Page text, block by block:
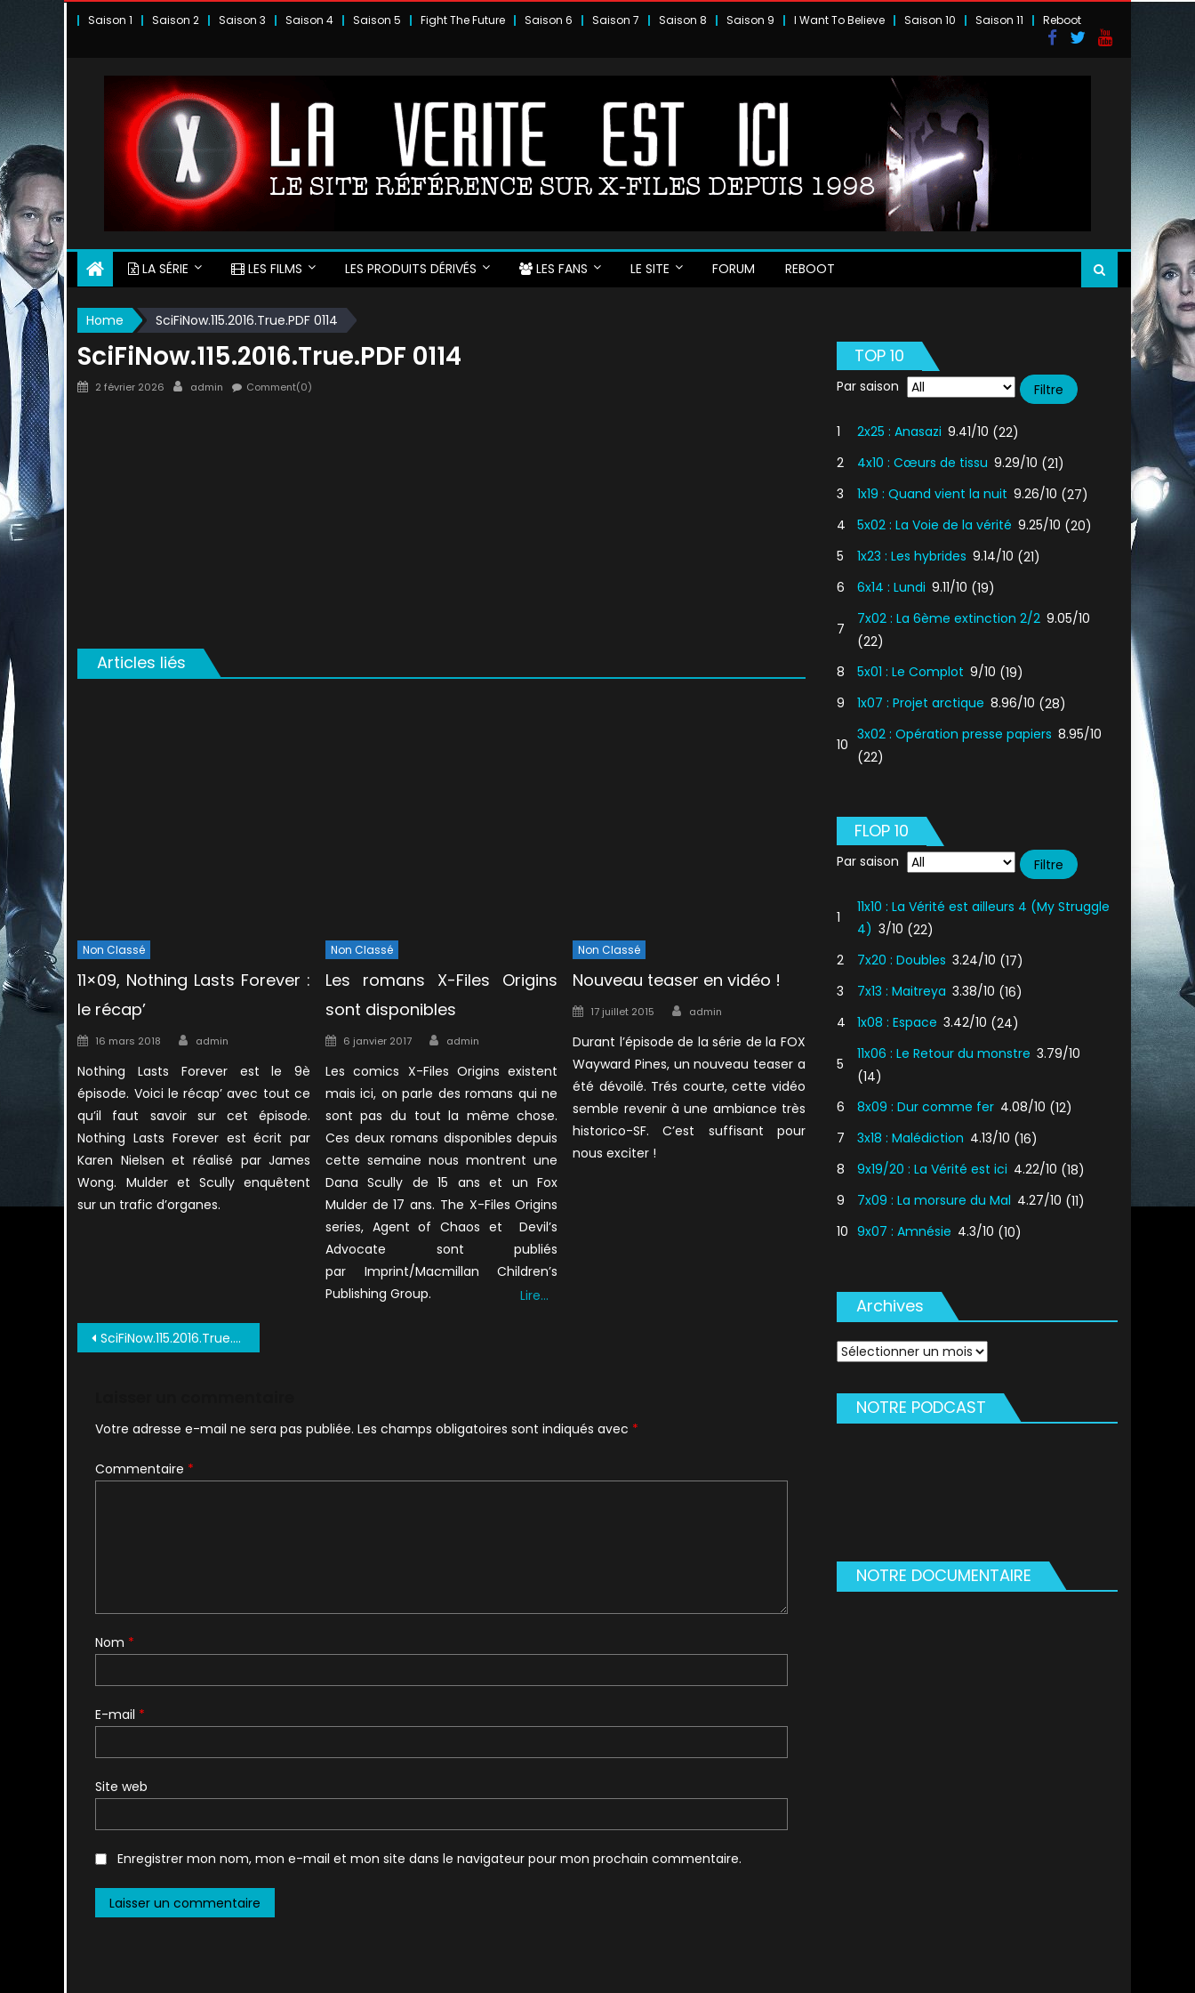
Saison 1 Saison 2 Saison 3 Saison 4 Saison 5 Fight The Future Saison 6 Saison 7 Saison 8 Saison 9 I Want To Believe Saison 10 Saison 11 Reboot
LA SÉRIE LES FILMS LES PRODUITS DÉRIVÉS LES FANS LE SITE FORUM REBOOT
Home SciFiNow.115.2016.True.PDF 0114
SciFiNow.115.2016.True.PDF 0114
Posted
2 février 2026 Author
admin Comment(0)
Articles liés
Non Classé
11×09, Nothing Lasts Forever :
le récap’
Posted
16 mars 2018 Author
admin
Nothing Lasts Forever est le 9è
épisode. Voici le récap’ avec tout ce
qu’il faut savoir sur cet épisode.
Nothing Lasts Forever est écrit par
Karen Nielsen et réalisé par James
Wong. Mulder et Scully enquêtent
sur un trafic d’organes.
Non Classé
Les romans X-Files Origins
sont disponibles
Posted
6 janvier 2017 Author
admin
Les comics X-Files Origins existent
mais ici, on parle des romans qui ne
sont pas du tout la même chose.
Ces deux romans disponibles depuis
cette semaine nous montrent une
Dana Scully de 15 ans et un Fox
Mulder de 17 ans. The X-Files Origins
series, Agent of Chaos et Devil’s
Advocate sont publiés
par Imprint/Macmillan Children’s
Publishing Group.
Lire…
Non Classé
Nouveau teaser en vidéo !
Posted
17 juillet 2015 Author
admin
Durant l’épisode de la série de la FOX
Wayward Pines, un nouveau teaser a
été dévoilé. Trés courte, cette vidéo
semble revenir à une ambiance très
historico-SF. C’est suffisant pour
nous exciter !
Navigation
SciFiNow.115.2016.True.PDF 0114
Votre adresse e-mail ne sera pas publiée. Les champs obligatoires sont indiqués avec *
Commentaire *
Nom *
E-mail *
Site web
Enregistrer mon nom, mon e-mail et mon site dans le navigateur pour mon prochain commentaire.
TOP 10
Par saison
1 2x25 : Anasazi 9.41/10 (22)
2
4x10 : Cœurs de tissu 9.29/10 (21)
3
1x19 : Quand vient la nuit 9.26/10 (27)
4
5x02 : La Voie de la vérité 9.25/10 (20)
5
1x23 : Les hybrides 9.14/10 (21)
6
6x14 : Lundi 9.11/10 (19)
7
7x02 : La 6ème extinction 2/2 9.05/10
(22)
8
5x01 : Le Complot 9/10 (19)
9
1x07 : Projet arctique 8.96/10 (28)
10
3x02 : Opération presse papiers 8.95/10
(22)
FLOP 10
Par saison
1
11x10 : La Vérité est ailleurs 4 (My Struggle
4) 3/10 (22)
2
7x20 : Doubles 3.24/10 (17)
3
7x13 : Maitreya 3.38/10 (16)
4
1x08 : Espace 3.42/10 (24)
5
11x06 : Le Retour du monstre 3.79/10
(14)
6
8x09 : Dur comme fer 4.08/10 (12)
7
3x18 : Malédiction 4.13/10 (16)
8
9x19/20 : La Vérité est ici 4.22/10 (18)
9
7x09 : La morsure du Mal 4.27/10 (11)
10 9x07 : Amnésie 4.3/10 (10)
Archives
Archives
NOTRE PODCAST
NOTRE DOCUMENTAIRE